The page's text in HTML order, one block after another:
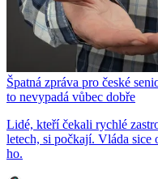
Špatná zpráva pro české
to nevypadá vůbec dobře
Lidé, kteří čekali rychlé
letech, si počkají. Vláda sice
ho.